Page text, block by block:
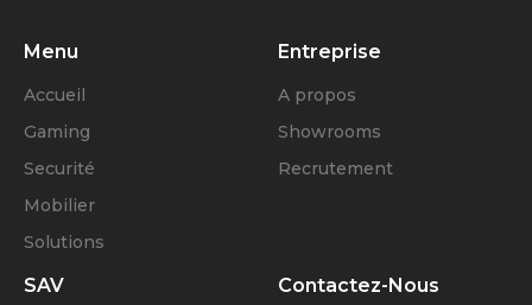
Menu
Accueil
Gaming
Securité
Mobilier
Solutions
Entreprise
A propos
Showrooms
Recrutement
SAV Contactez-Nous